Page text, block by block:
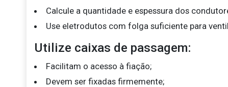
Calcule a quantidade e espessura dos
Use eletrodutos com folga suficiente para
Utilize caixas de passagem:
Facilitam o acesso à fiação;
Devem ser fixadas firmemente;